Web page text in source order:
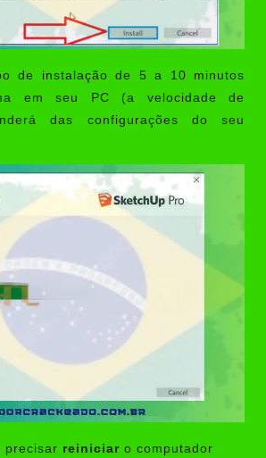
de instalação de 5 a 10 minutos
em seu PC (a velocidade de
das configurações do seu
precisar reiniciar o computador